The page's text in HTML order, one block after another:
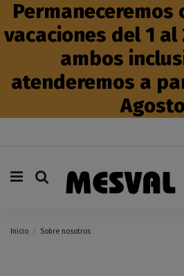
Permaneceremos
vacaciones del 1 al
ambos
atenderemos a
Inicio Sobre nosotros